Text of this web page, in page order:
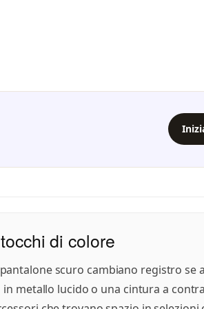
di colore
scuro cambiano registro se
metallo lucido o una cintura a